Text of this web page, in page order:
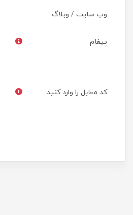
وب سایت / وبلاگ
پیغام
کد مقابل را وارد کنید